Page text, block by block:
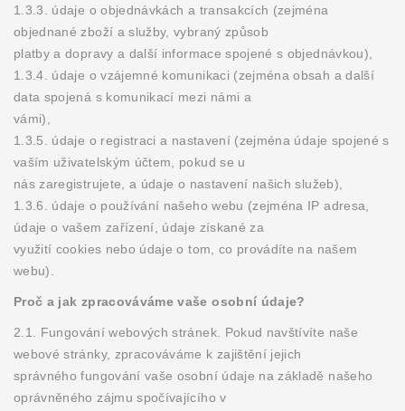
1.3.3. údaje o objednávkách a transakcích (zejména
objednané zboží a služby, vybraný způsob
platby a dopravy a další informace spojené s objednávkou),
1.3.4. údaje o vzájemné komunikaci (zejména obsah a další
data spojená s komunikací mezi námi a
vámi),
1.3.5. údaje o registraci a nastavení (zejména údaje spojené s
vaším uživatelským účtem, pokud se u
nás zaregistrujete, a údaje o nastavení našich služeb),
1.3.6. údaje o používání našeho webu (zejména IP adresa,
údaje o vašem zařízení, údaje získané za
využití cookies nebo údaje o tom, co provádíte na našem
webu).
Proč a jak zpracováváme vaše osobní údaje?
2.1. Fungování webových stránek. Pokud navštívíte naše
webové stránky, zpracováváme k zajištění jejich
správného fungování vaše osobní údaje na základě našeho
oprávněného zájmu spočívajícího v